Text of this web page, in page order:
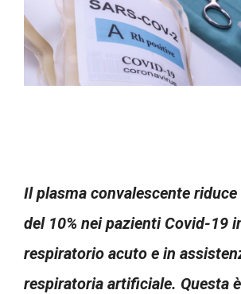
Il plasma convalescente
del 10% nei pazienti Covid-19
respiratorio acuto e in
respiratoria artificiale. Questa